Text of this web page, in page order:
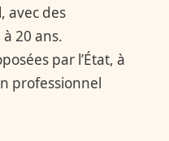
avec des
20 ans.
par l’État, à
professionnel